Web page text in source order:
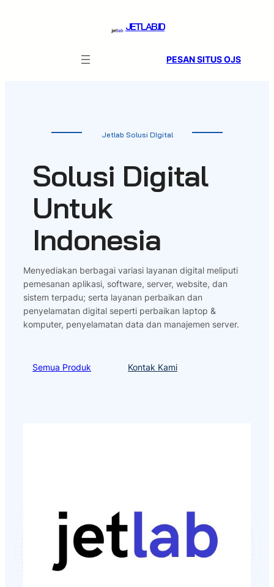
JETLAB.ID
PESAN SITUS OJS
Jetlab Solusi DIgital
Solusi Digital
Untuk
Indonesia
Menyediakan berbagai variasi layanan digital meliputi
pemesanan aplikasi, software, server, website, dan
sistem terpadu; serta layanan perbaikan dan
penyelamatan digital seperti perbaikan laptop &
komputer, penyelamatan data dan manajemen server.
Semua Produk Kontak Kami